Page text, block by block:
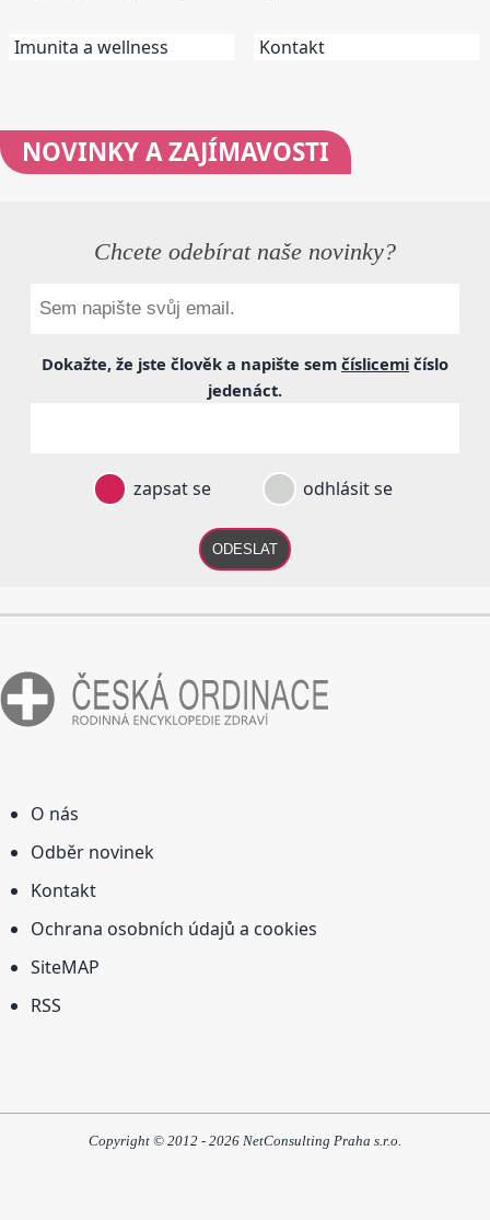
Imunita a wellness Kontakt
NOVINKYA ZAJÍMAVOSTI
Chcete odebírat naše novinky?
Dokažte, že jste člověk a napište sem číslicemi číslo
jedenáct.
zapsat se odhlásit se
ODESLAT
O nás
Odběr novinek
Kontakt
Ochrana osobních údajů a cookies
SiteMAP
RSS
Copyright © 2012 - 2026 NetConsulting Praha s.r.o.